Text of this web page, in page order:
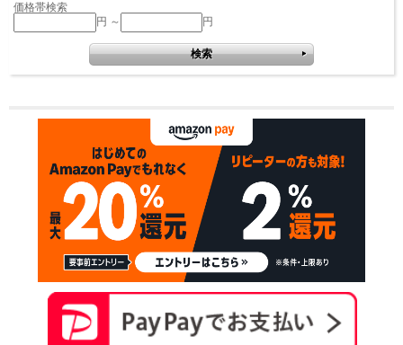
価格帯検索
円 ～
円